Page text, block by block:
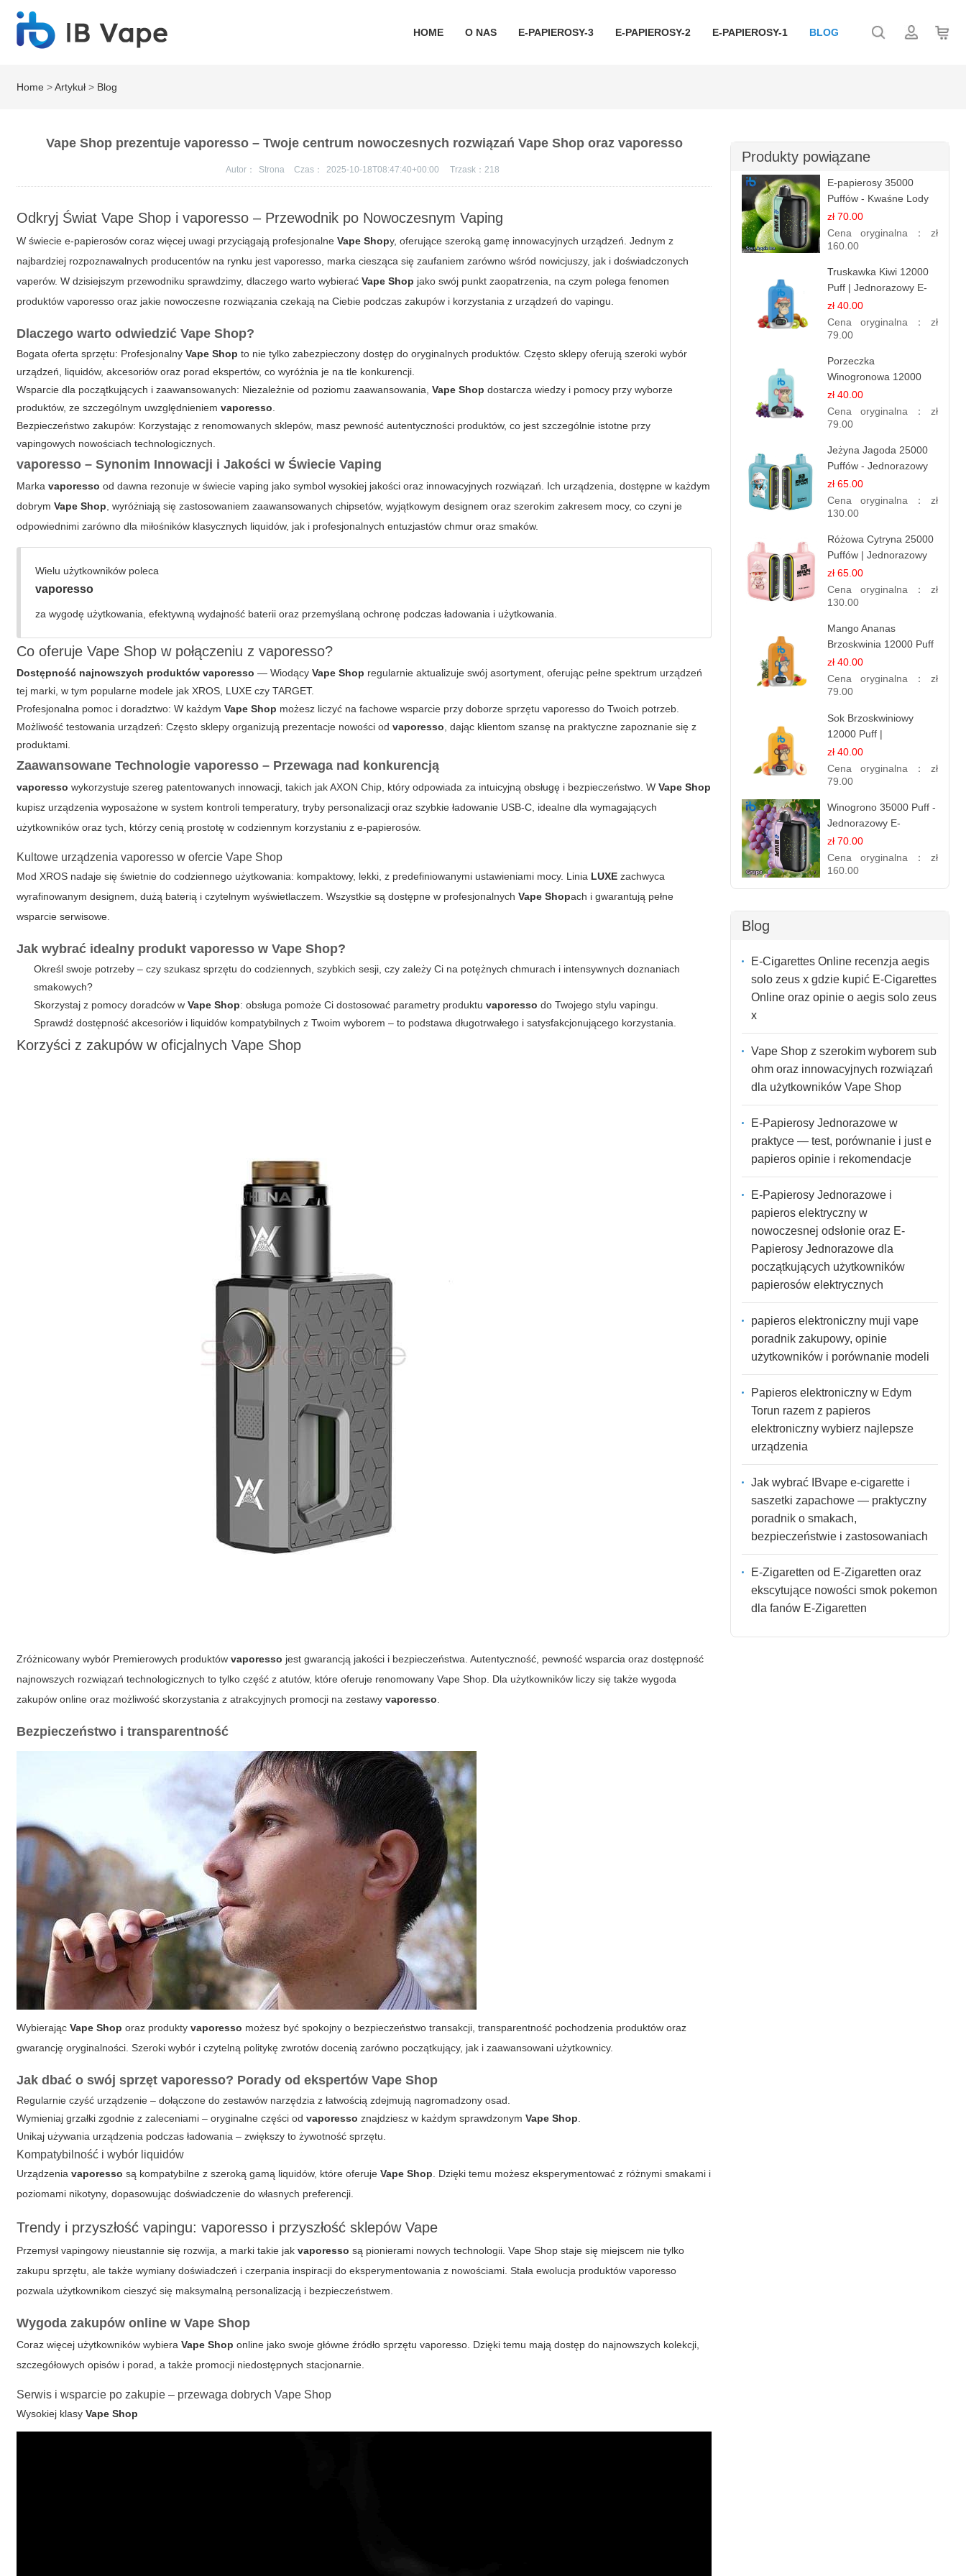
HOME O NAS E-PAPIEROSY-3 E-PAPIEROSY-2 E-PAPIEROSY-1 BLOG
Home >Artykuł > Blog
Vape Shop prezentuje vaporesso – Twoje centrum nowoczesnych rozwiązań Vape Shop oraz vaporesso
Autor： Strona Czas： 2025-10-18T08:47:40+00:00 Trzask： 218
Odkryj Świat Vape Shop i vaporesso – Przewodnik po Nowoczesnym Vaping
W świecie e-papierosów coraz więcej uwagi przyciągają profesjonalneVape Shopy, oferujące szeroką gamę innowacyjnych urządzeń. Jednym z
najbardziej rozpoznawalnych producentów na rynku jest vaporesso, marka ciesząca się zaufaniem zarówno wśród nowicjuszy, jak i doświadczonych
vaperów. W dzisiejszym przewodniku sprawdzimy, dlaczego warto wybieraćVape Shop jako swój punkt zaopatrzenia, na czym polega fenomen
produktów vaporesso oraz jakie nowoczesne rozwiązania czekają na Ciebie podczas zakupów i korzystania z urządzeń do vapingu.
Dlaczego warto odwiedzić Vape Shop?
Bogata oferta sprzętu: ProfesjonalnyVape Shop to nie tylko zabezpieczony dostęp do oryginalnych produktów. Często sklepy oferują szeroki wybór
urządzeń, liquidów, akcesoriów oraz porad ekspertów, co wyróżnia je na tle konkurencji.
Wsparcie dla początkujących i zaawansowanych: Niezależnie od poziomu zaawansowania,Vape Shop dostarcza wiedzy i pomocy przy wyborze
produktów, ze szczególnym uwzględnieniemvaporesso
Bezpieczeństwo zakupów: Korzystając z renomowanych sklepów, masz pewność autentyczności produktów, co jest szczególnie istotne przy
vapingowych nowościach technologicznych.
vaporesso – Synonim Innowacji i Jakości w Świecie Vaping
Markavaporesso od dawna rezonuje w świecie vaping jako symbol wysokiej jakości oraz innowacyjnych rozwiązań. Ich urządzenia, dostępne w każdym
dobrymVape Shop , wyróżniają się zastosowaniem zaawansowanych chipsetów, wyjątkowym designem oraz szerokim zakresem mocy, co czyni je
odpowiednimi zarówno dla miłośników klasycznych liquidów, jak i profesjonalnych entuzjastów chmur oraz smaków.
Wielu użytkowników poleca
vaporesso
za wygodę użytkowania, efektywną wydajność baterii oraz przemyślaną ochronę podczas ładowania i użytkowania.
Co oferuje Vape Shop w połączeniu z vaporesso?
Dostępność najnowszych produktów vaporesso — WiodącyVape Shop regularnie aktualizuje swój asortyment, oferując pełne spektrum urządzeń
tej marki, w tym popularne modele jak XROS, LUXE czy TARGET.
Profesjonalna pomoc i doradztwo: W każdymVape Shop możesz liczyć na fachowe wsparcie przy doborze sprzętu vaporesso do Twoich potrzeb.
Możliwość testowania urządzeń: Często sklepy organizują prezentacje nowości odvaporesso , dając klientom szansę na praktyczne zapoznanie się z
produktami.
Zaawansowane Technologie vaporesso – Przewaga nad konkurencją
vaporesso wykorzystuje szereg patentowanych innowacji, takich jak AXON Chip, który odpowiada za intuicyjną obsługę i bezpieczeństwo. WVape Shop
kupisz urządzenia wyposażone w system kontroli temperatury, tryby personalizacji oraz szybkie ładowanie USB-C, idealne dla wymagających
użytkowników oraz tych, którzy cenią prostotę w codziennym korzystaniu z e-papierosów.
Kultowe urządzenia vaporesso w ofercie Vape Shop
Mod XROS nadaje się świetnie do codziennego użytkowania: kompaktowy, lekki, z predefiniowanymi ustawieniami mocy. Linia LUXE zachwyca
wyrafinowanym designem, dużą baterią i czytelnym wyświetlaczem. Wszystkie są dostępne w profesjonalnychVape Shopach i gwarantują pełne
wsparcie serwisowe.
Jak wybrać idealny produkt vaporesso w Vape Shop?
Określ swoje potrzeby – czy szukasz sprzętu do codziennych, szybkich sesji, czy zależy Ci na potężnych chmurach i intensywnych doznaniach
smakowych?
Skorzystaj z pomocy doradców wVape Shop: obsługa pomoże Ci dostosować parametry produktuvaporesso do Twojego stylu vapingu.
Sprawdź dostępność akcesoriów i liquidów kompatybilnych z Twoim wyborem – to podstawa długotrwałego i satysfakcjonującego korzystania.
Korzyści z zakupów w oficjalnych Vape Shop
Zróżnicowany wybór Premierowych produktówvaporesso jest gwarancją jakości i bezpieczeństwa. Autentyczność, pewność wsparcia oraz dostępność
najnowszych rozwiązań technologicznych to tylko część z atutów, które oferuje renomowanyVape Shop . Dla użytkowników liczy się także wygoda
zakupów online oraz możliwość skorzystania z atrakcyjnych promocji na zestawyvaporesso
Bezpieczeństwo i transparentność
WybierającVape Shop oraz produktyvaporesso możesz być spokojny o bezpieczeństwo transakcji, transparentność pochodzenia produktów oraz
gwarancję oryginalności. Szeroki wybór i czytelną politykę zwrotów docenią zarówno początkujący, jak i zaawansowani użytkownicy.
Jak dbać o swój sprzęt vaporesso? Porady od ekspertów Vape Shop
Regularnie czyść urządzenie – dołączone do zestawów narzędzia z łatwością zdejmują nagromadzony osad.
Wymieniaj grzałki zgodnie z zaleceniami – oryginalne części odvaporesso znajdziesz w każdym sprawdzonymVape Shop
Unikaj używania urządzenia podczas ładowania – zwiększy to żywotność sprzętu.
Kompatybilność i wybór liquidów
Urządzeniavaporesso są kompatybilne z szeroką gamą liquidów, które oferujeVape Shop . Dzięki temu możesz eksperymentować z różnymi smakami i
poziomami nikotyny, dopasowując doświadczenie do własnych preferencji.
Trendy i przyszłość vapingu: vaporesso i przyszłość sklepów Vape
Przemysł vapingowy nieustannie się rozwija, a marki takie jakvaporesso są pionierami nowych technologii.Vape Shop staje się miejscem nie tylko
zakupu sprzętu, ale także wymiany doświadczeń i czerpania inspiracji do eksperymentowania z nowościami. Stała ewolucja produktów vaporesso
pozwala użytkownikom cieszyć się maksymalną personalizacją i bezpieczeństwem.
Wygoda zakupów online w Vape Shop
Coraz więcej użytkowników wybieraVape Shop online jako swoje główne źródło sprzętu vaporesso. Dzięki temu mają dostęp do najnowszych kolekcji,
szczegółowych opisów i porad, a także promocji niedostępnych stacjonarnie.
Serwis i wsparcie po zakupie – przewaga dobrych Vape Shop
Wysokiej klasyVape Shop
Produkty powiązane
E-papierosy 35000
Puffów - Kwaśne Lody
Jabłkowe |
Orzeźwiający Smak
zł 70.00
Cena oryginalna： zł
160.00
Truskawka Kiwi 12000
Puff | Jednorazowy E-
papierosy | Owocowa
Mieszanka
zł 40.00
Cena oryginalna： zł
79.00
Porzeczka
Winogronowa 12000
Puffów | Jednorazowy
E-papieros | Owocowy
Miks
zł 40.00
Cena oryginalna： zł
79.00
Jeżyna Jagoda 25000
Puffów - Jednorazowy
E-papierosy | Smak
Leśnych Owoców
zł 65.00
Cena oryginalna： zł
130.00
Różowa Cytryna 25000
Puffów | Jednorazowy
E-papieros
zł 65.00
Cena oryginalna： zł
130.00
Mango Ananas
Brzoskwinia 12000 Puff
| Jednorazowy E-
papieros | Tropikalny
Smak
zł 40.00
Cena oryginalna： zł
79.00
Sok Brzoskwiniowy
12000 Puff |
Jednorazowy E-
papieros | Owocowy
Smak
zł 40.00
Cena oryginalna： zł
79.00
Winogrono 35000 Puff -
Jednorazowy E-
papieros | Soczysty
Smak Winogron
zł 70.00
Cena oryginalna： zł
160.00
Blog
E-Cigarettes Online recenzja aegis
solo zeus x gdzie kupić E-Cigarettes
Online oraz opinie o aegis solo zeus
x
Vape Shop z szerokim wyborem sub
ohm oraz innowacyjnych rozwiązań
dla użytkowników Vape Shop
E-Papierosy Jednorazowe w
praktyce — test, porównanie i just e
papieros opinie i rekomendacje
E-Papierosy Jednorazowe i
papieros elektryczny w
nowoczesnej odsłonie oraz E-
Papierosy Jednorazowe dla
początkujących użytkowników
papierosów elektrycznych
papieros elektroniczny muji vape
poradnik zakupowy, opinie
użytkowników i porównanie modeli
Papieros elektroniczny w Edym
Torun razem z papieros
elektroniczny wybierz najlepsze
urządzenia
Jak wybrać IBvape e-cigarette i
saszetki zapachowe — praktyczny
poradnik o smakach,
bezpieczeństwie i zastosowaniach
E-Zigaretten od E-Zigaretten oraz
ekscytujące nowości smok pokemon
dla fanów E-Zigaretten